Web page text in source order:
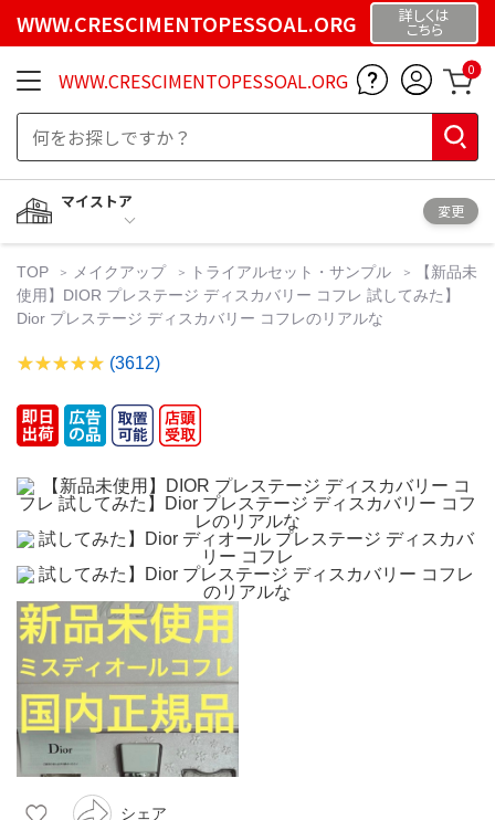
WWW.CRESCIMENTOPESSOAL.ORG 詳しくは
こちら
WWW.CRESCIMENTOPESSOAL.ORG 0
マイストア
変更
TOP メイクアップ トライアルセット・サンプル
【新品未
使用】DIOR プレステージ ディスカバリー コフレ 試してみた】
Dior プレステージ ディスカバリー コフレのリアルな
(3612)
シェア